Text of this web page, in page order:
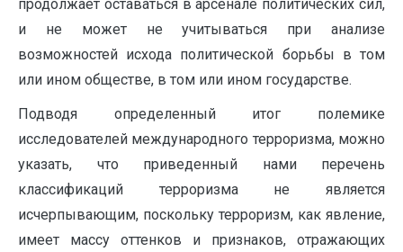
продолжает оставаться в арсенале политических сил,
и не может не учитываться при анализе
возможностей исхода политической борьбы в том
или ином обществе, в том или ином государстве.
Подводя определенный итог полемике
исследователей международного терроризма, можно
указать, что приведенный нами перечень
классификаций терроризма не является
исчерпывающим, поскольку терроризм, как явление,
имеет массу оттенков и признаков, отражающих